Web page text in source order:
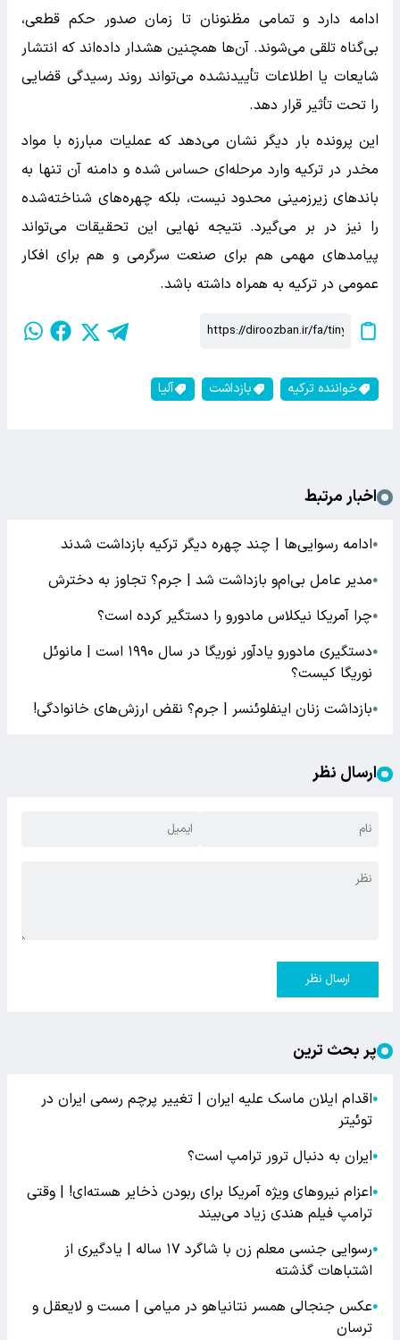
ادامه دارد و تمامی مظنونان تا زمان صدور حکم قطعی،
بی‌گناه تلقی می‌شوند. آن‌ها همچنین هشدار داده‌اند که انتشار
شایعات یا اطلاعات تأییدنشده می‌تواند روند رسیدگی قضایی
را تحت تأثیر قرار دهد.
این پرونده بار دیگر نشان می‌دهد که عملیات مبارزه با مواد
مخدر در ترکیه وارد مرحله‌ای حساس شده و دامنه آن تنها به
باندهای زیرزمینی محدود نیست، بلکه چهره‌های شناخته‌شده
را نیز در بر می‌گیرد. نتیجه نهایی این تحقیقات می‌تواند
پیامدهای مهمی هم برای صنعت سرگرمی و هم برای افکار
عمومی در ترکیه به همراه داشته باشد.
خواننده ترکیه بازداشت آلیا
اخبار مرتبط
●ادامه رسوایی‌ها | چند چهره دیگر ترکیه بازداشت شدند
●مدیر عامل بی‌ام‌و بازداشت شد | جرم؟ تجاوز به دخترش
●چرا آمریکا نیکلاس مادورو را دستگیر کرده است؟
●
دستگیری مادورو یادآور نوریگا در سال ۱۹۹۰ است | مانوئل
نوریگا کیست؟
●بازداشت زنان اینفلوئنسر | جرم؟ نقض ارزش‌های خانوادگی!
ارسال نظر
ارسال نظر
پر بحث ترین
●اقدام ایلان ماسک علیه ایران | تغییر پرچم رسمی ایران در
توئیتر
●ایران به دنبال ترور ترامپ است؟
●اعزام نیروهای ویژه آمریکا برای ربودن ذخایر هسته‌ای! | وقتی
ترامپ فیلم هندی زیاد می‌بیند
●
رسوایی جنسی معلم زن با شاگرد ۱۷ ساله | یادگیری از
اشتباهات گذشته
●عکس جنجالی همسر نتانیاهو در میامی | مست و لایعقل و
ترسان